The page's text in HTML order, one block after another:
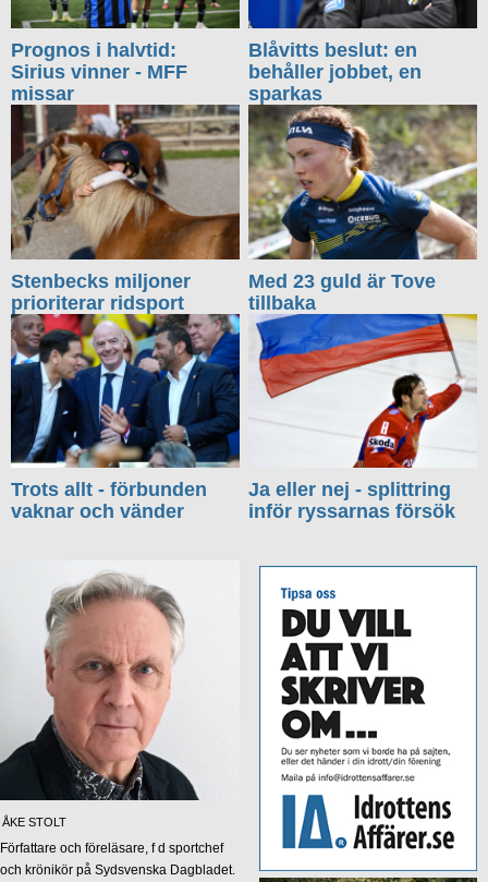
Prognos i halvtid:
Sirius vinner - MFF
missar
Blåvitts beslut: en
behåller jobbet, en
sparkas
Stenbecks miljoner
prioriterar ridsport
Med 23 guld är Tove
tillbaka
Trots allt - förbunden
vaknar och vänder
Ja eller nej - splittring
inför ryssarnas försök
ÅKE STOLT
Författare och föreläsare, f d sportchef
och krönikör på Sydsvenska Dagbladet.